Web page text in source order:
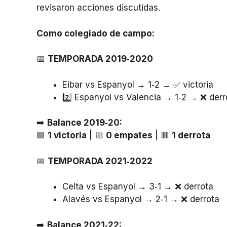
revisaron acciones discutidas.
Como colegiado de campo:
📅 TEMPORADA 2019‑2020
Eibar vs Espanyol → 1‑2 → ✅ victoria
2️⃣ Espanyol vs Valencia → 1‑2 → ❌
➡️ Balance 2019‑20:
🟩 1 victoria | 🟨 0 empates | 🟥 1 derrota
📅 TEMPORADA 2021‑2022
Celta vs Espanyol → 3‑1 → ❌ derrota
Alavés vs Espanyol → 2‑1 → ❌ derrota
➡️ Balance 2021‑22: